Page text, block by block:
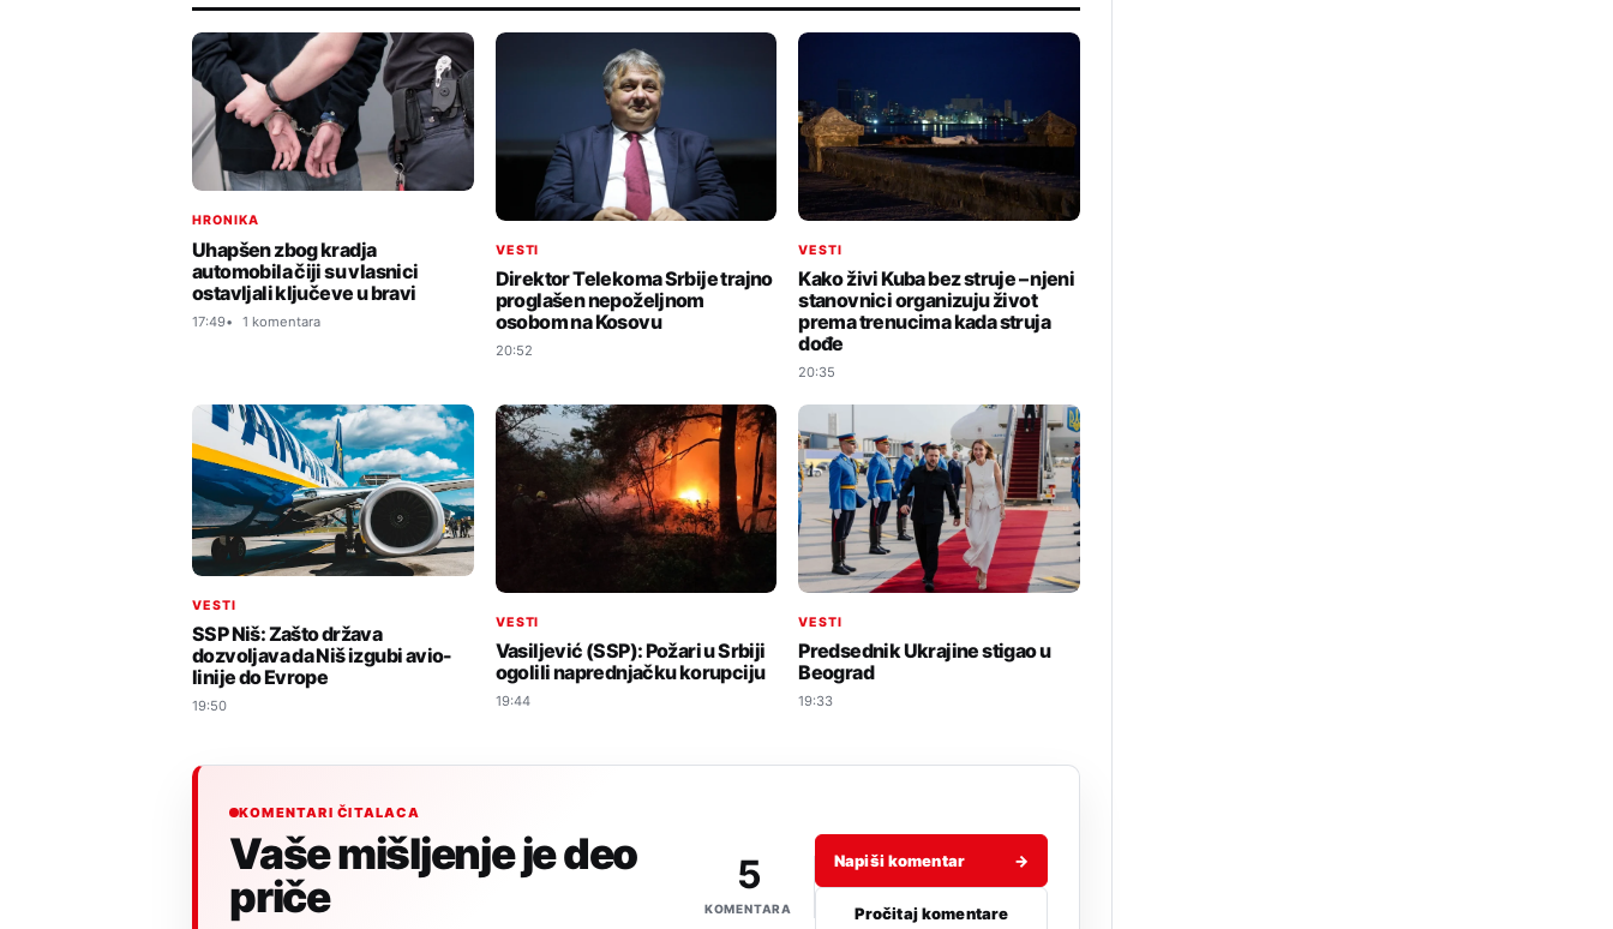
HRONIKA
Uhapšen zbog kradja
automobila čiji su vlasnici
ostavljali ključeve u bravi
17:49 1 komentara
VESTI
Direktor Telekoma Srbije trajno
proglašen nepoželjnom
osobom na Kosovu
20:52
VESTI
Kako živi Kuba bez struje – njeni
stanovnici organizuju život
prema trenucima kada struja
dođe
20:35
VESTI
SSP Niš: Zašto država
dozvoljava da Niš izgubi avio-
linije do Evrope
19:50
VESTI
Vasiljević (SSP): Požari u Srbiji
ogolili naprednjačku korupciju
19:44
VESTI
Predsednik Ukrajine stigao u
Beograd
19:33
KOMENTARI ČITALACA
Vaše mišljenje je deo
priče
5
KOMENTARA
Napiši komentar →
Pročitaj komentare